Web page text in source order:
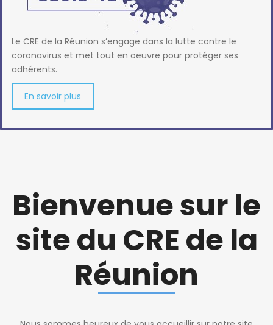
Le CRE de la Réunion s’engage dans la lutte contre le
coronavirus et met tout en oeuvre pour protéger ses
adhérents.
En savoir plus
Bienvenue sur le
site du CRE de la
Réunion